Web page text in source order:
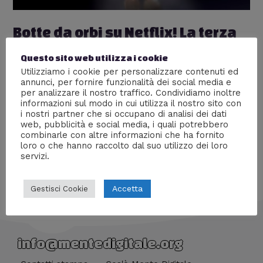
Botte da orbi su Netflix! La terza
serie di Baki the Grappler
Lascia un commento /Anime,Nerd World,Recensioni
DiProf Carbone
Corpi scultorei, menti geniali e colpi incredibili, la nuova
recensione della serie Netflix piena di testosterone
info@mentedigitale.org
Questo sito web utilizza i cookie
Utilizziamo i cookie per personalizzare contenuti ed
annunci, per fornire funzionalità dei social media e
per analizzare il nostro traffico. Condividiamo inoltre
informazioni sul modo in cui utilizza il nostro sito con
i nostri partner che si occupano di analisi dei dati
web, pubblicità e social media, i quali potrebbero
combinarle con altre informazioni che ha fornito
loro o che hanno raccolto dal suo utilizzo dei loro
servizi.
Gestisci Cookie Accetta